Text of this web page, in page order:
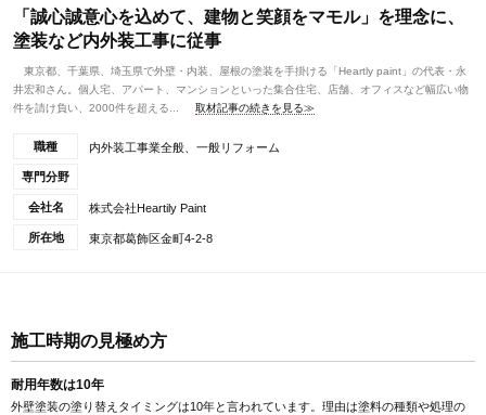
「誠心誠意心を込めて、建物と笑顔をマモル」を理念に、
塗装など内外装工事に従事
東京都、千葉県、埼玉県で外壁・内装、屋根の塗装を手掛ける「Heartly paint」の代表・永
井宏和さん。個人宅、アパート、マンションといった集合住宅、店舗、オフィスなど幅広い物
件を請け負い、2000件を超える...
取材記事の続きを見る≫
職種 内外装工事業全般、一般リフォーム
専門分野
会社名 株式会社Heartily Paint
所在地 東京都葛飾区金町4-2-8
施工時期の見極め方
耐用年数は10年
外壁塗装の塗り替えタイミングは10年と言われています。理由は塗料の種類や処理の